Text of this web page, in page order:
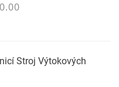
Stroj Výtokových